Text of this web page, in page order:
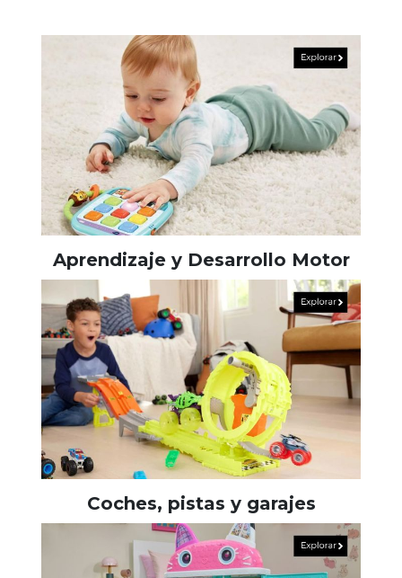
Aprendizaje y Desarrollo Motor
Coches, pistas y garajes